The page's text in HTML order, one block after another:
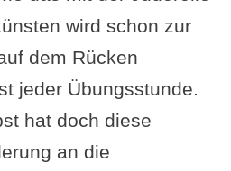
wird schon zur
dem Rücken
jeder Übungsstunde.
hat doch diese
an die